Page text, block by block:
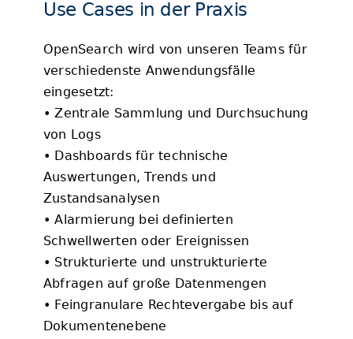
Use Cases in der Praxis
OpenSearch wird von unseren Teams für
verschiedenste Anwendungsfälle
eingesetzt:
• Zentrale Sammlung und Durchsuchung
von Logs
• Dashboards für technische
Auswertungen, Trends und
Zustandsanalysen
• Alarmierung bei definierten
Schwellwerten oder Ereignissen
• Strukturierte und unstrukturierte
Abfragen auf große Datenmengen
• Feingranulare Rechtevergabe bis auf
Dokumentenebene